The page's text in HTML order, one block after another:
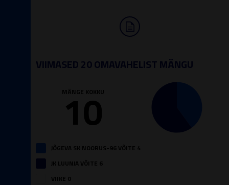
VIIMASED 20 OMAVAHELIST MÄNGU
MÄNGE KOKKU
10
JÕGEVA SK NOORUS-96 VÕITE 4
JK LUUNJA VÕITE 6
VIIKE 0